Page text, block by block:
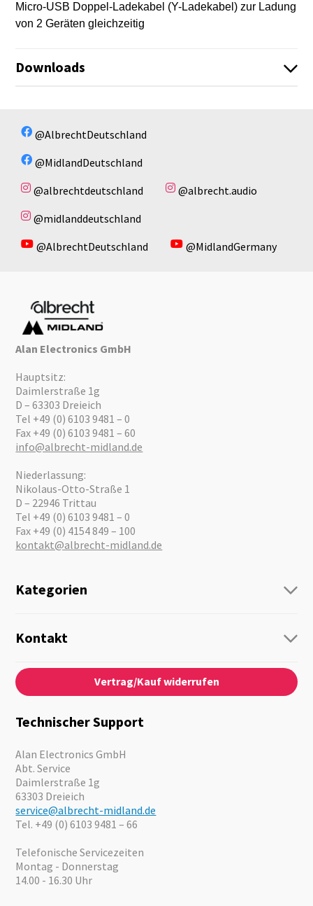
Micro-USB Doppel-Ladekabel (Y-Ladekabel) zur Ladung
von 2 Geräten gleichzeitig
Downloads
@AlbrechtDeutschland
@MidlandDeutschland
@albrechtdeutschland
@albrecht.audio
@midlanddeutschland
@AlbrechtDeutschland
@MidlandGermany
Alan Electronics GmbH
Hauptsitz:
Daimlerstraße 1g
D – 63303 Dreieich
Tel +49 (0) 6103 9481 – 0
Fax +49 (0) 6103 9481 – 60
info@albrecht-midland.de
Niederlassung:
Nikolaus-Otto-Straße 1
D – 22946 Trittau
Tel +49 (0) 6103 9481 – 0
Fax +49 (0) 4154 849 – 100
kontakt@albrecht-midland.de
Kategorien
Personenführung
Audio
Notfallvorsorge
Motorrad
Angebote
Kontakt
Kontaktformular
Über Uns
News
Kataloge
Vertrag/Kauf widerrufen
Technischer Support
Alan Electronics GmbH
Abt. Service
Daimlerstraße 1g
63303 Dreieich
service@albrecht-midland.de
Tel. +49 (0) 6103 9481 – 66
Telefonische Servicezeiten
Montag - Donnerstag
14.00 - 16.30 Uhr